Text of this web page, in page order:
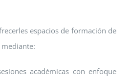
espacios de formación de
académicas con enfoque